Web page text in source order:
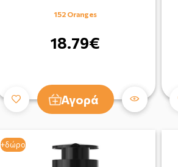
152 Oranges
18.79€
Αγορά
+δώρο